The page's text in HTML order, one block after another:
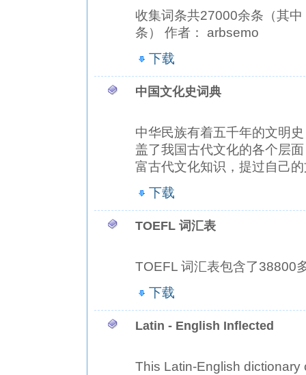
收集词条共27000余条（其
条） 作者： arbsemo
下载
中国文化史词典
中华民族有着五千年的文明
盖了我国古代文化的各个层
富古代文化知识，提过自己
下载
TOEFL 词汇表
TOEFL 词汇表包含了38800
下载
Latin - English Inflected
This Latin-English